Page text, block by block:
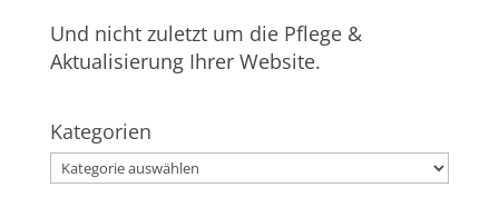
Und nicht zuletzt um die Pflege &
Aktualisierung Ihrer Website.
Kategorien
Kategorien